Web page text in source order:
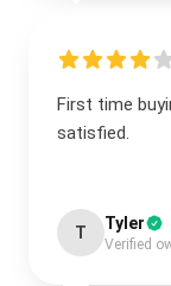
First time
satisfied.
T Tyler
Verified